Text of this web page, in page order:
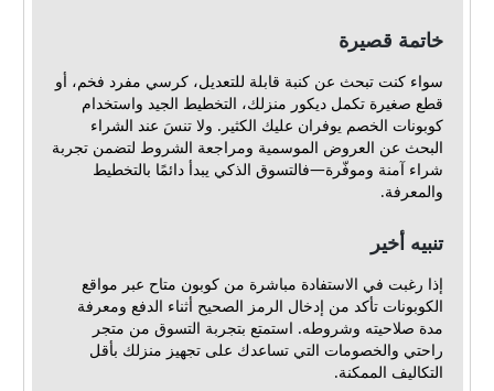
خاتمة قصيرة
سواء كنت تبحث عن كنبة قابلة للتعديل، كرسي مفرد فخم، أو
قطع صغيرة تكمل ديكور منزلك، التخطيط الجيد واستخدام
كوبونات الخصم يوفران عليك الكثير. ولا تنسَ عند الشراء
البحث عن العروض الموسمية ومراجعة الشروط لتضمن تجربة
شراء آمنة وموفّرة—فالتسوق الذكي يبدأ دائمًا بالتخطيط
والمعرفة.
تنبيه أخير
إذا رغبت في الاستفادة مباشرة من كوبون متاح عبر مواقع
الكوبونات تأكد من إدخال الرمز الصحيح أثناء الدفع ومعرفة
مدة صلاحيته وشروطه. استمتع بتجربة التسوق من متجر
راحتي والخصومات التي تساعدك على تجهيز منزلك بأقل
التكاليف الممكنة.